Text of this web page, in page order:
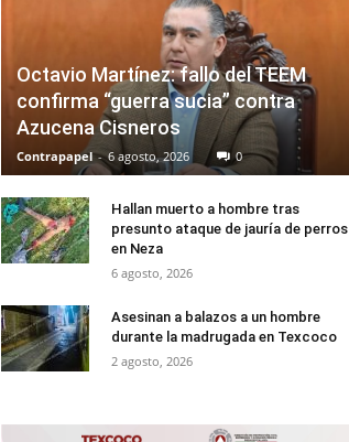
Octavio Martínez: fallo del TEEM
confirma “guerra sucia” contra
Azucena Cisneros
Contrapapel - 6 agosto, 2026 0
Hallan muerto a hombre tras
presunto ataque de jauría de perros
en Neza
6 agosto, 2026
Asesinan a balazos a un hombre
durante la madrugada en Texcoco
2 agosto, 2026